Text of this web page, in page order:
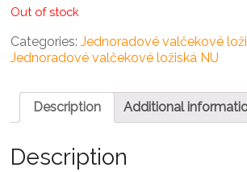
Out of stock
Categories:Jednoradové valčekové
Jednoradové valčekové ložiská NU
Description Additional
Description